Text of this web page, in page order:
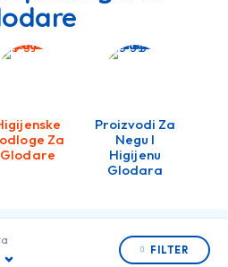
Za
Glodare
Proizvodi Za
Negu I
Higijenu
Glodara
FILTER